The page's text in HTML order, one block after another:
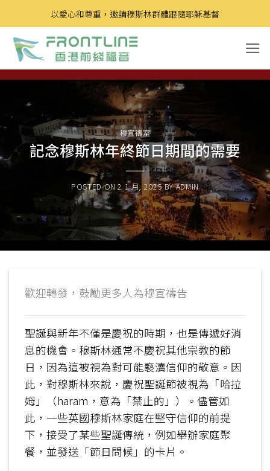
to
content
以愛心和尊重，邀請穆斯林群體跟隨耶穌基督
穆宣禱室
記念穆斯林年終節日期間的需要
POSTED ON2 1 月, 2025 BYADMIN
歡迎轉發，鼓勵更多人為穆宣禱告
聖誕與新年不僅是慶祝的時期，也是傳遞好消
息的機會。穆斯林通常不慶祝其他宗教的節
日，因為這被視為對可能褻瀆信仰的敬意。因
此，對穆斯林來說，慶祝聖誕節被視為「哈拉
姆」（haram，意為「禁止的」）。儘管如
此，一些英國穆斯林家庭在堅守信仰的前提
下，接受了某些聖誕傳統，例如舉辦家庭聚
餐，並發送「節日問候」的卡片。